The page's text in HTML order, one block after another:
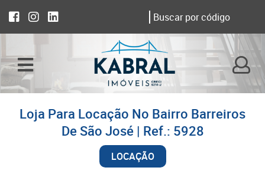
Loja Para Locação No Bairro Barreiros
De São José | Ref.: 5928
LOCAÇÃO